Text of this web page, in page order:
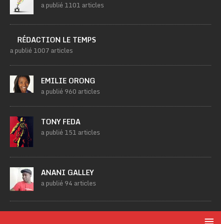
a publié 1101 articles
RÉDACTION LE TEMPS
a publié 1007 articles
EMILIE ORONG
a publié 960 articles
TONY FEDA
a publié 151 articles
ANANI GALLEY
a publié 94 articles